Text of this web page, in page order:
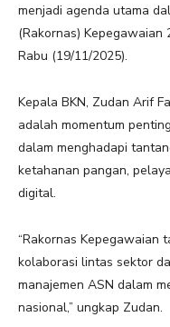
menjadi agenda utama
(Rakornas) Kepegawaian
Rabu (19/11/2025).
Kepala BKN, Zudan Arif
adalah momentum
dalam menghadapi
ketahanan pangan,
digital.
“Rakornas Kepegawaian
kolaborasi lintas sektor
manajemen ASN dalam
nasional,” ungkap Zudan.